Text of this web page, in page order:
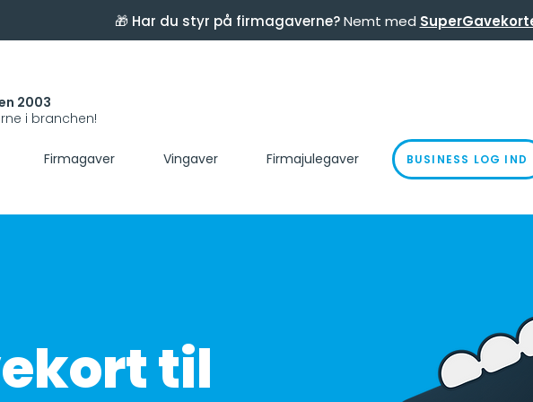
2003
i branchen!
BUSINESS LOG IND
Firmagaver Vingaver Firmajulegaver
🎁 Har du styr på firmagaverne?Nemt med
til